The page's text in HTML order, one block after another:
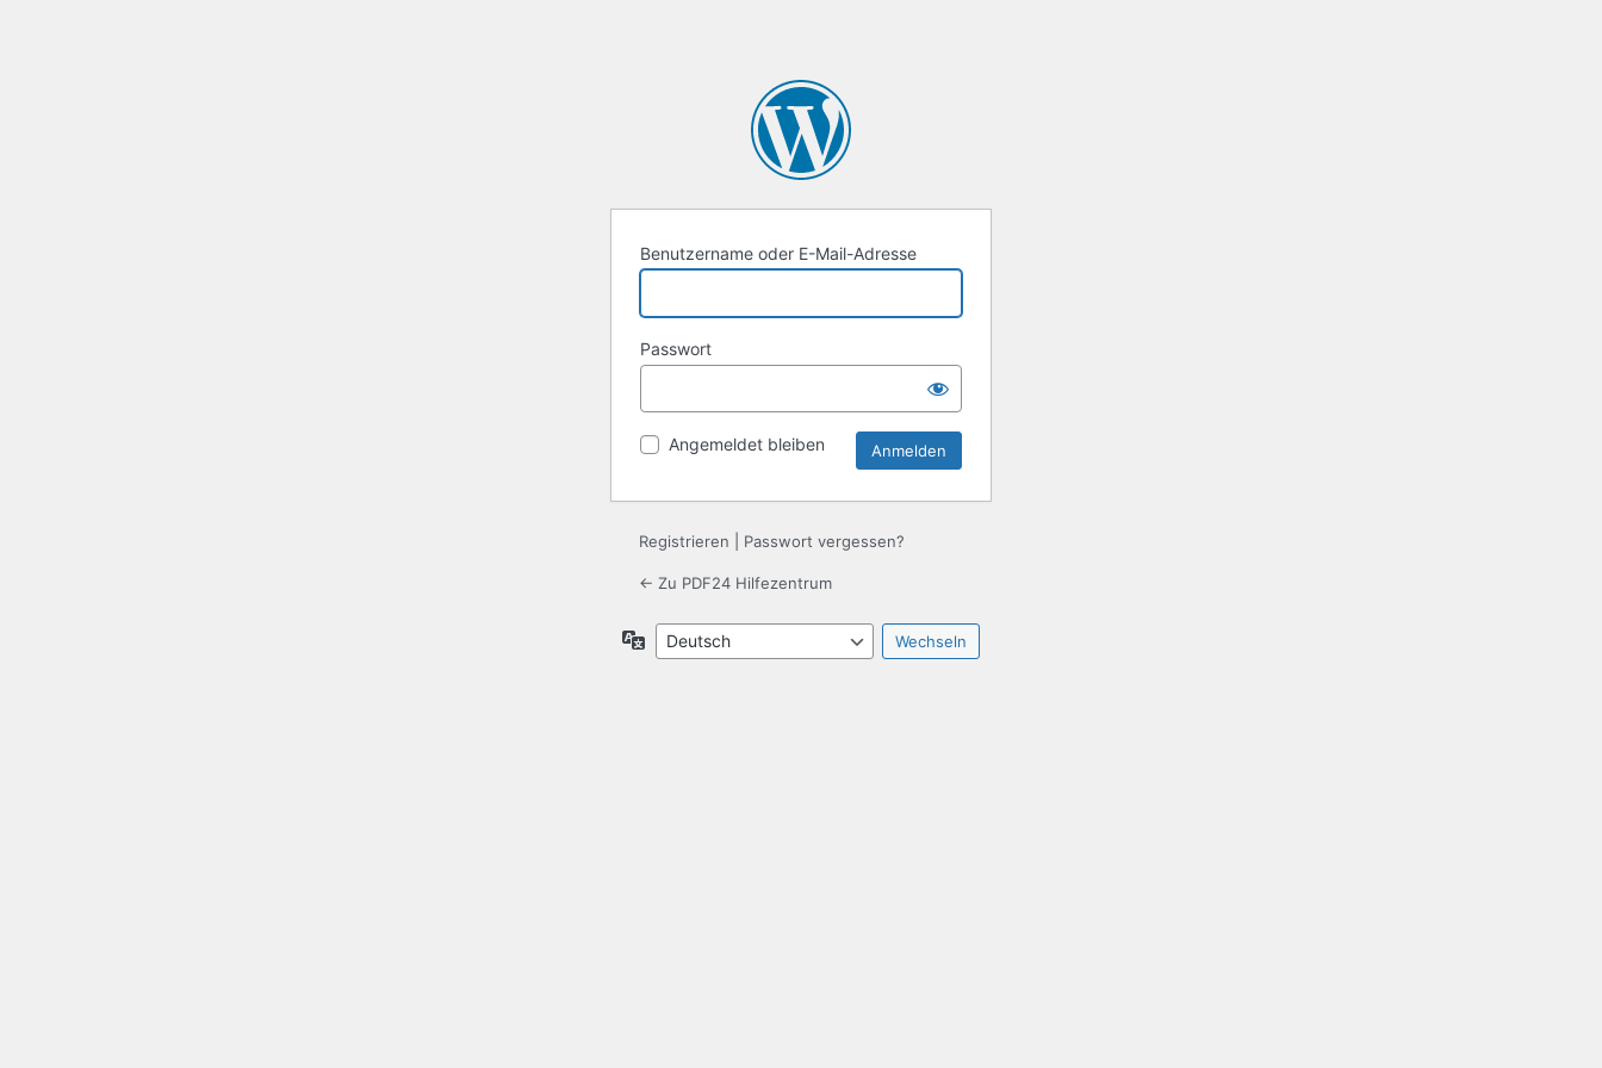
Benutzername oder E-Mail-Adresse
Passwort
Angemeldet bleiben
Registrieren Passwort vergessen?
← Zu PDF24 Hilfezentrum
Sprache